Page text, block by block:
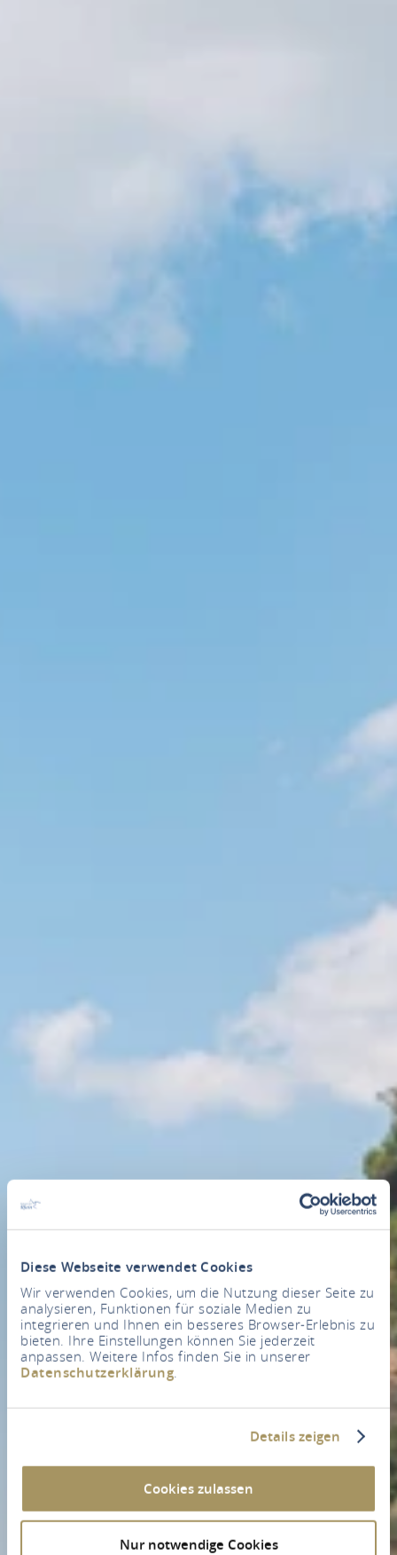
Diese Webseite verwendet Cookies
Wir verwenden Cookies, um die Nutzung dieser Seite zu
analysieren, Funktionen für soziale Medien zu
integrieren und Ihnen ein besseres Browser-Erlebnis zu
bieten. Ihre Einstellungen können Sie jederzeit
anpassen. Weitere Infos finden Sie in unserer
Datenschutzerklärung.
Details zeigen
Cookies zulassen
Nur notwendige Cookies